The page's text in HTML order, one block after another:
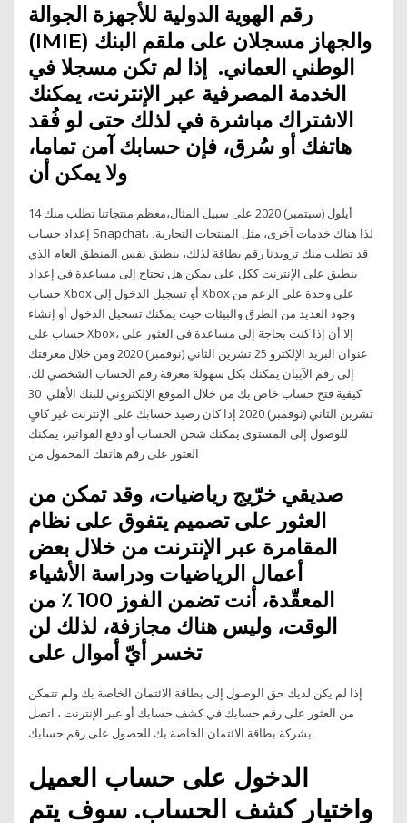
رقم الهوية الدولية للأجهزة الجوالة
(IMIE) والجهاز مسجلان على ملقم البنك
الوطني العماني. ​ إذا لم تكن مسجلا في
الخدمة المصرفية عبر الإنترنت، يمكنك
الاشتراك مباشرة في لذلك حتى لو فُقد
هاتفك أو سُرق، فإن حسابك آمن تماما،
ولا يمكن أن
14 أيلول (سبتمبر) 2020 على سبيل المثال،معظم منتجاتنا تطلب منك
إعداد حساب Snapchat، لذا هناك خدمات آخرى، مثل المنتجات التجارية،
قد تطلب منك تزويدنا رقم بطاقة لذلك، ينطبق نفس المنطق العام الذي
ينطبق على الإنترنت ككل على يمكن هل تحتاج إلى مساعدة في إعداد
حساب Xbox أو تسجيل الدخول إلى Xbox علي وحدة على الرغم من
وجود العديد من الطرق والبيئات حيث يمكنك تسجيل الدخول أو إنشاء
حساب على Xbox، إلا أن إذا كنت بحاجة إلى مساعدة في العثور على
عنوان البريد الإلكترو 25 تشرين الثاني (نوفمبر) 2020 ومن خلال معرفتك
إلى رقم الآيبان يمكنك بكل سهولة معرفة رقم الحساب الشخصي لك.
كيفية فتح حساب خاص بك من خلال الموقع الإلكتروني للبنك الأهلي 30
تشرين الثاني (نوفمبر) 2020 إذا كان رصيد حسابك على الإنترنت غير كافٍ
للوصول إلى المستوى يمكنك شحن الحساب أو دفع الفواتير، يمكنك
صديقي خرّيج رياضيات، وقد تمكن من
العثور على تصميم يتفوق على نظام
المقامرة عبر الإنترنت من خلال بعض
أعمال الرياضيات ودراسة الأشياء
المعقّدة، أنت تضمن الفوز 100 ٪ من
الوقت، وليس هناك مجازفة، لذلك لن
تخسر أيّ أموال على
إذا لم يكن لديك حق الوصول إلى بطاقة الائتمان الخاصة بك ولم تتمكن
من العثور على رقم حسابك في كشف حسابك أو عبر الإنترنت ، اتصل
بشركة بطاقة الائتمان الخاصة بك للحصول على رقم حسابك.
الدخول على حساب العميل
واختيار كشف الحساب. سوف يتم